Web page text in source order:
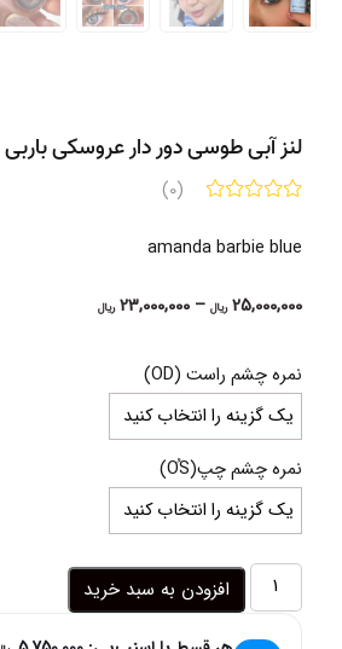
لنز آبی طوسی دور دار عروسکی باربی
(0)
amanda barbie blue
25,000,000 ریال –
23,000,000 ریالPrice
نمره چشم راست (OD)
نمره چشم چپ(OُS)
لنز
افزودن به سبد خرید